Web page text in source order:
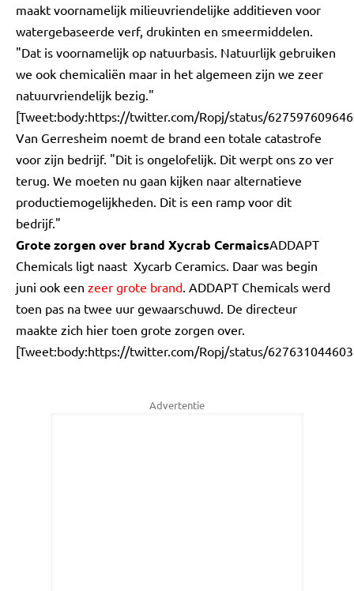
maakt voornamelijk milieuvriendelijke additieven voor
watergebaseerde verf, drukinten en smeermiddelen.
"Dat is voornamelijk op natuurbasis. Natuurlijk gebruiken
we ook chemicaliën maar in het algemeen zijn we zeer
natuurvriendelijk bezig."
[Tweet:body:https://twitter.com/Ropj/status/
Van Gerresheim noemt de brand een totale catastrofe
voor zijn bedrijf. "Dit is ongelofelijk. Dit werpt ons zo ver
terug. We moeten nu gaan kijken naar alternatieve
productiemogelijkheden. Dit is een ramp voor dit
bedrijf."
Grote zorgen over brand Xycrab CermaicsADDAPT
Chemicals ligt naast Xycarb Ceramics. Daar was begin
juni ook een zeer grote brand. ADDAPT Chemicals werd
toen pas na twee uur gewaarschuwd. De directeur
maakte zich hier toen grote zorgen over.
[Tweet:body:https://twitter.com/Ropj/status/
Advertentie